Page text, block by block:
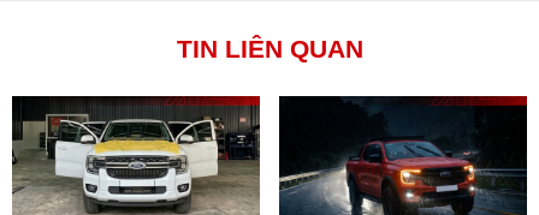
TIN LIÊN QUAN